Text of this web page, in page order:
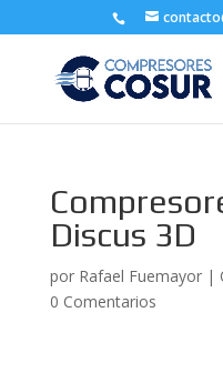
Discus 3D
por Rafael Fuemayor|
0 Comentarios